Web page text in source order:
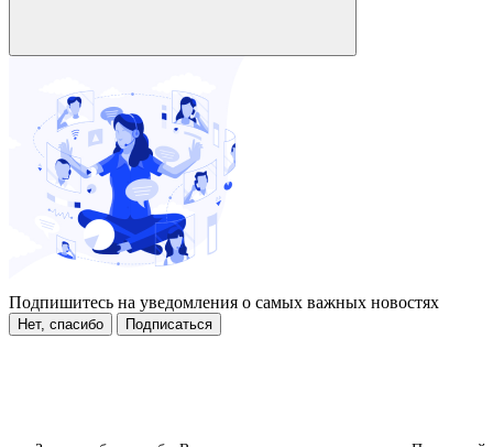
Подпишитесь на уведомления о самых важных новостях
Нет, спасибо Подписаться